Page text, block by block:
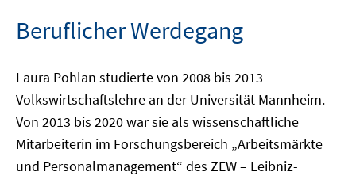
Beruflicher Werdegang
Laura Pohlan studierte von 2008 bis 2013
Volkswirtschaftslehre an der Universität Mannheim.
Von 2013 bis 2020 war sie als wissenschaftliche
Mitarbeiterin im Forschungsbereich „Arbeitsmärkte
und Personalmanagement“ des ZEW – Leibniz-